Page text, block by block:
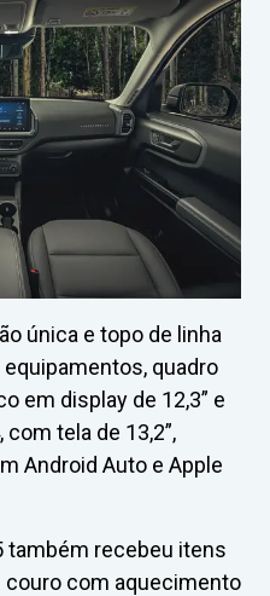
única e topo de linha
quadro
em display de 12,3” e
tela de 13,2”,
Android Auto e Apple
também recebeu itens
com aquecimento